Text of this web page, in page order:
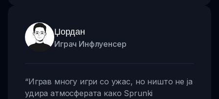
Џордан
Играч Инфлуенсер
“Играв многу игри со ужас, но ништо не ја
удира атмосферата како Sprunki